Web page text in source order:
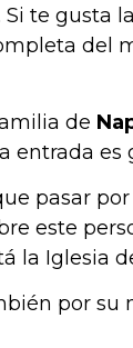
te gusta
del
de
entrada es
pasar
este
la Iglesia
por